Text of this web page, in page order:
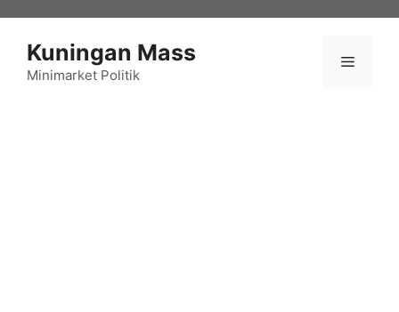
Kuningan Mass
Minimarket Politik
Menu